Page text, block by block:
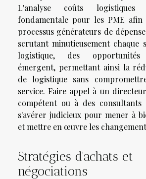
L'analyse coûts logistiques
fondamentale pour les PME
processus générateurs de
scrutant minutieusement chaque
logistique, des opportunités
émergent, permettant ainsi la
de logistique sans
service. Faire appel à un
compétent ou à des consultants
s'avérer judicieux pour mener à
et mettre en œuvre les
Stratégies d'achats et
négociations